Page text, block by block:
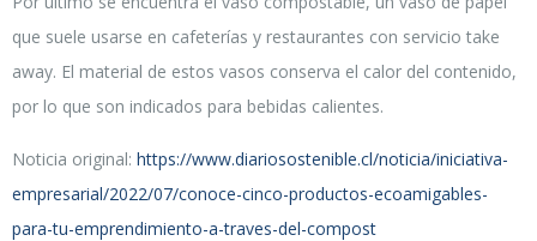
que suele usarse en cafeterías y restaurantes con servicio take
away. El material de estos vasos conserva el calor del contenido,
por lo que son indicados para bebidas calientes.
Noticia original: https://www.diariosostenible.cl/noticia/iniciativa-
empresarial/2022/07/conoce-cinco-productos-ecoamigables-
para-tu-emprendimiento-a-traves-del-compost